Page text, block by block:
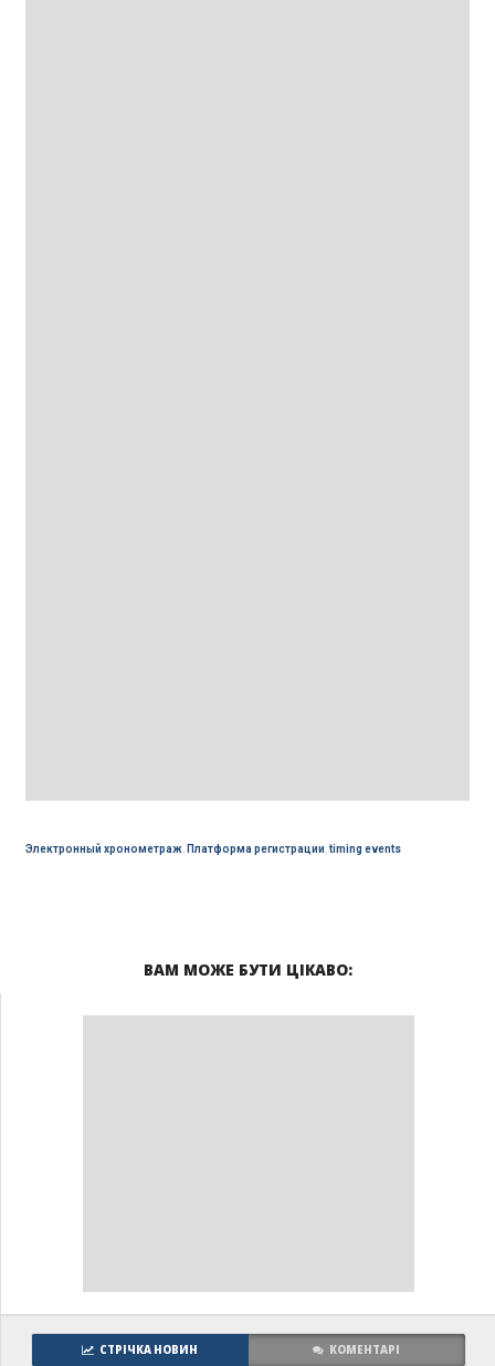
Электронный хронометраж, Платформа регистрации timing events
ВАМ МОЖЕ БУТИ ЦІКАВО:
СТРІЧКА НОВИН КОМЕНТАРІ